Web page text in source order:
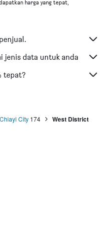
harga yang tepat,
jenis data untuk anda
tepat?
Chiayi City 174 West District